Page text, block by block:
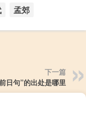
孟郊
下一篇
日句”的出处是哪里